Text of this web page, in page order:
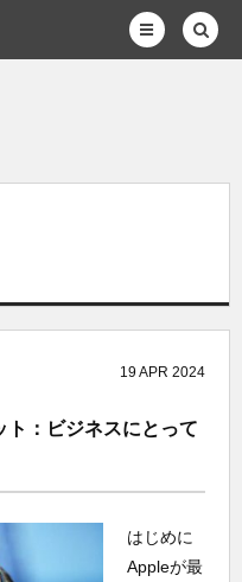
19 APR 2024
：ビジネスにとって
はじめに
Appleが最